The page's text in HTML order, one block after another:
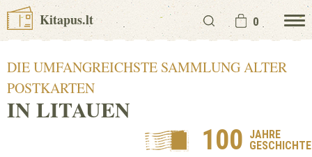
Kitapus.lt 0
DIE UMFANGREICHSTE SAMMLUNG ALTER
POSTKARTEN
IN LITAUEN
100 JAHRE
GESCHICHTE